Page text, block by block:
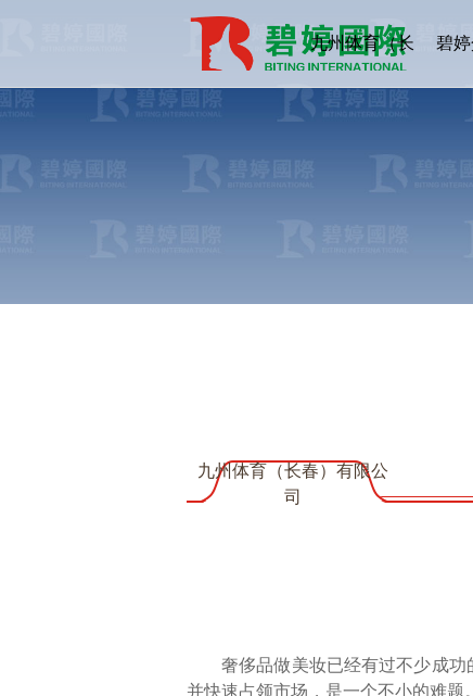
九州体育（长 碧
九州体育（长春）有限公
司
奢侈品做美妆已经有过不少成
并快速占领市场，是一个不小的难题。